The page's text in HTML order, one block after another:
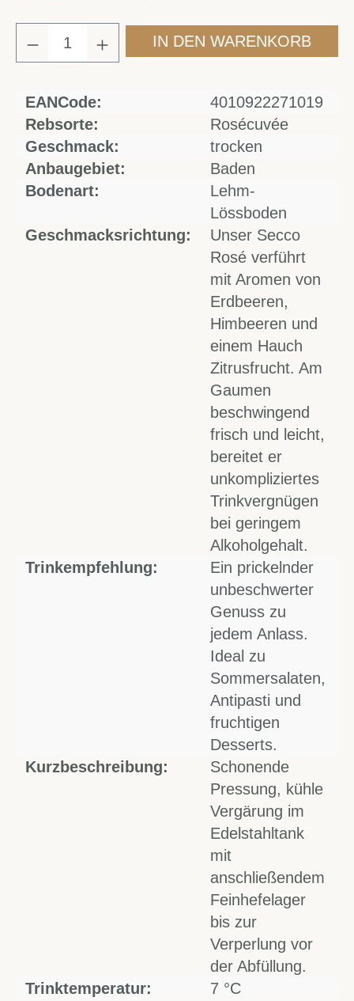
IN DEN WARENKORB
EANCode:
4010922271019
Rebsorte:
Rosécuvée
Geschmack:
trocken
Anbaugebiet:
Baden
Bodenart:
Lehm-
Lössboden
Geschmacksrichtung:
Unser Secco
Rosé verführt
mit Aromen von
Erdbeeren,
Himbeeren und
einem Hauch
Zitrusfrucht. Am
Gaumen
beschwingend
frisch und leicht,
bereitet er
unkompliziertes
Trinkvergnügen
bei geringem
Alkoholgehalt.
Trinkempfehlung:
Ein prickelnder
unbeschwerter
Genuss zu
jedem Anlass.
Ideal zu
Sommersalaten,
Antipasti und
fruchtigen
Desserts.
Kurzbeschreibung:
Schonende
Pressung, kühle
Vergärung im
Edelstahltank
mit
anschließendem
Feinhefelager
bis zur
Verperlung vor
der Abfüllung.
Trinktemperatur:
7 °C